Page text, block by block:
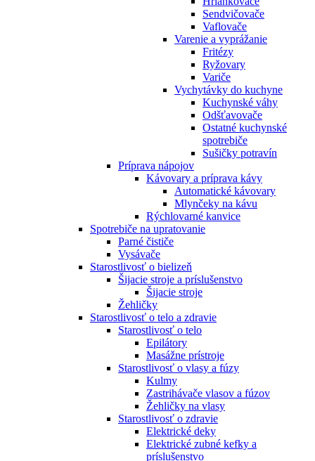
Sendvičovače
Vaflovače
Varenie a vyprážanie
Fritézy
Ryžovary
Variče
Vychytávky do kuchyne
Kuchynské váhy
Odšťavovače
Ostatné kuchynské
spotrebiče
Sušičky potravín
Príprava nápojov
Kávovary a príprava kávy
Automatické kávovary
Mlynčeky na kávu
Rýchlovarné kanvice
Spotrebiče na upratovanie
Parné čističe
Vysávače
Starostlivosť o bielizeň
Šijacie stroje a príslušenstvo
Šijacie stroje
Žehličky
Starostlivosť o telo a zdravie
Starostlivosť o telo
Epilátory
Masážne prístroje
Starostlivosť o vlasy a fúzy
Kulmy
Zastrihávače vlasov a fúzov
Žehličky na vlasy
Starostlivosť o zdravie
Elektrické deky
Elektrické zubné kefky a
príslušenstvo